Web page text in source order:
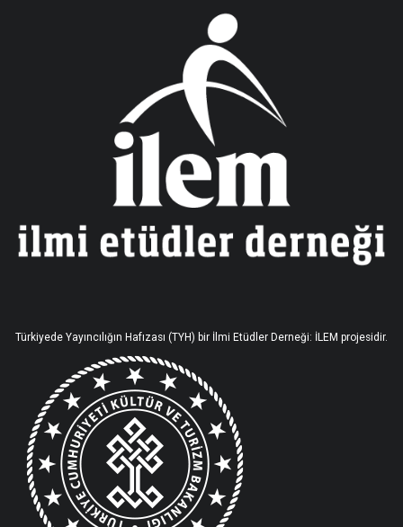
Türkiyede Yayıncılığın Hafızası (TYH) bir İlmi Etüdler Derneği: İLEM projesidir.